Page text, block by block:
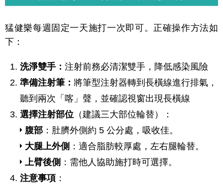
猛健樂每週固定一天施打一次即可。正確操作方法如
下：
洗淨雙手： 注射前務必清潔雙手，降低感染風險
準備注射筆： 將筆型注射器轉到長橫線進行排氣，
聽到兩次「喀」聲，並確認視窗出現長橫線
選擇注射部位 （建議三大部位輪替）：
腹部 ：肚臍外側約 5 公分處，吸收佳。
大腿上外側 ：適合脂肪較厚處，左右腿輪替。
上臂後側 ：需他人協助施打時可選擇。
注意事項 ：